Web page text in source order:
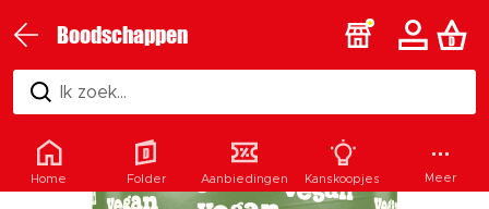
Boodschappen
Ik zoek...
Home Folder Aanbiedingen Kanskoopjes Meer